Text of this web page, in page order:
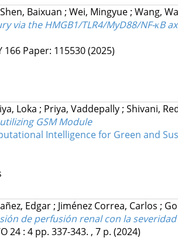
Shen, Baixuan ; Wei, Mingyue; Wang,
the HMGB1/TLR4/MyD88/NF-κB
166 Paper: 115530(2025)
Loka ; Priya, Vaddepally; Shivani,
GSM Module
Intelligence for Green and
Edgar; Jiménez Correa, Carlos ;
de perfusión renal con la
24: 4 pp. 337-343. , 7 p. (2024)